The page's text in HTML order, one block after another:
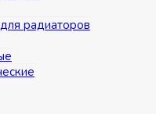
радиаторов